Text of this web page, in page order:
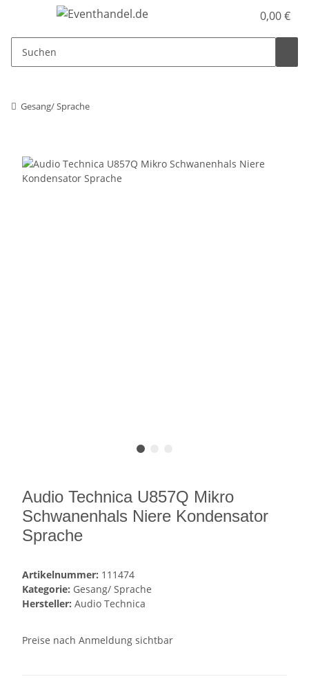
0,00 €
Gesang/ Sprache
Audio Technica U857Q Mikro
Schwanenhals Niere Kondensator
Sprache
Artikelnummer: 111474
Kategorie: Gesang/ Sprache
Hersteller: Audio Technica
Preise nach Anmeldung sichtbar